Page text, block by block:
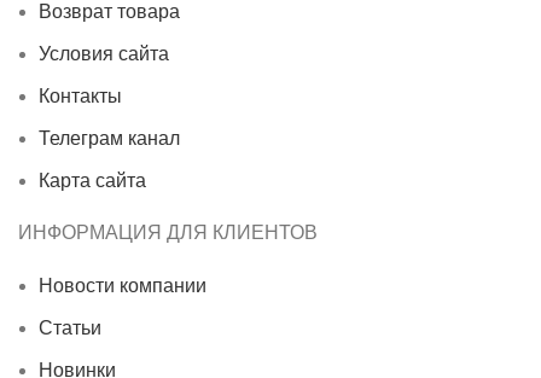
Возврат товара
Условия сайта
Контакты
Телеграм канал
Карта сайта
ИНФОРМАЦИЯ ДЛЯ КЛИЕНТОВ
Новости компании
Статьи
Новинки